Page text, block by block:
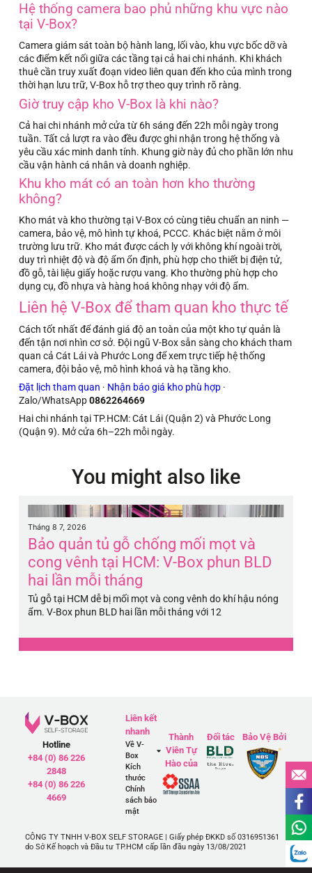
Hệ thống camera bao phủ những khu vực nào
tại V-Box?
Camera giám sát toàn bộ hành lang, lối vào, khu vực bốc dỡ và
các điểm kết nối giữa các tầng tại cả hai chi nhánh. Khi khách
thuê cần truy xuất đoạn video liên quan đến kho của mình trong
thời hạn lưu trữ, V-Box hỗ trợ theo quy trình rõ ràng.
Giờ truy cập kho V-Box là khi nào?
Cả hai chi nhánh mở cửa từ 6h sáng đến 22h mỗi ngày trong
tuần. Tất cả lượt ra vào đều được ghi nhận trong hệ thống và
yêu cầu xác minh danh tính. Khung giờ này đủ cho phần lớn nhu
cầu vận hành cá nhân và doanh nghiệp.
Khu kho mát có an toàn hơn kho thường
không?
Kho mát và kho thường tại V-Box có cùng tiêu chuẩn an ninh —
camera, bảo vệ, mô hình tự khoá, PCCC. Khác biệt nằm ở môi
trường lưu trữ. Kho mát được cách ly với không khí ngoài trời,
duy trì nhiệt độ và độ ẩm ổn định, phù hợp cho thiết bị điện tử,
đồ gỗ, tài liệu giấy hoặc rượu vang. Kho thường phù hợp cho
dụng cụ, đồ nhựa và hàng hoá không nhạy với độ ẩm.
Liên hệ V-Box để tham quan kho thực tế
Cách tốt nhất để đánh giá độ an toàn của một kho tự quản là
đến tận nơi nhìn cơ sở. Đội ngũ V-Box sẵn sàng cho khách tham
quan cả Cát Lái và Phước Long để xem trực tiếp hệ thống
camera, đội bảo vệ, mô hình khoá và hạ tầng kho.
Đặt lịch tham quan · Nhận báo giá kho phù hợp·
Zalo/WhatsApp0862264669
Hai chi nhánh tại TP.HCM: Cát Lái (Quận 2) và Phước Long
(Quận 9). Mở cửa 6h–22h mỗi ngày.
You might also like
Tháng 8 7, 2026
Bảo quản tủ gỗ chống mối mọt và
cong vênh tại HCM: V-Box phun BLD
hai lần mỗi tháng
Tủ gỗ tại HCM dễ bị mối mọt và cong vênh do khí hậu nóng
ẩm. V-Box phun BLD hai lần mỗi tháng với 12
Hotline
+84 (0) 86 226
2848
+84 (0) 86 226
4669
Liên kết
nhanh
Về V-
Box
Kích
thước
Chính
sách bảo
mật
Thành
Viên Tự
Hào của
Đối tác Bảo Vệ Bởi
CÔNG TY TNHH V-BOX SELF STORAGE | Giấy phép ĐKKD số 0316951361
do Sở Kế hoạch và Đầu tư TP.HCM cấp lần đầu ngày 13/08/2021